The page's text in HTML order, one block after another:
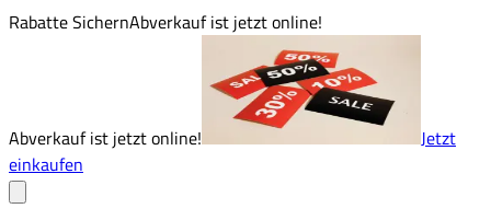
Rabatte SichernAbverkauf ist jetzt online!
Abverkauf ist jetzt online!
Jetzt
einkaufen